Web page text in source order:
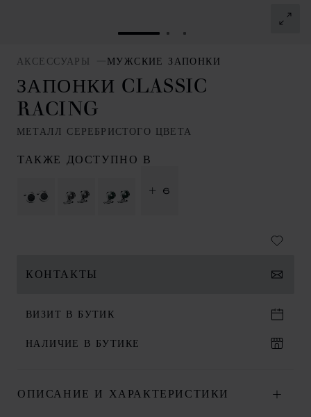
ПЕРЕЙТИ К СЛАЙДУ 1
ПЕРЕЙТИ К СЛАЙДУ
ПЕРЕЙТИ К
АКСЕССУАРЫ МУЖСКИЕ ЗАПОНКИ
ЗАПОНКИ CLASSIC
RACING
МЕТАЛЛ СЕРЕБРИСТОГО ЦВЕТА
ТАКЖЕ ДОСТУПНО В
+ 6
КОНТАКТЫ
ВИЗИТ В БУТИК
НАЛИЧИЕ В БУТИКЕ
ОПИСАНИЕ И ХАРАКТЕРИСТИКИ